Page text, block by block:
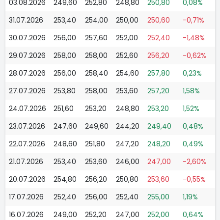
03.08.2026 249,60 252,80 248,80 250,80
0,08%
31.07.2026
253,40 254,00 250,00 250,60
-0,71%
30.07.2026
256,00 257,60 252,00 252,40
-1,48%
29.07.2026
258,00 258,00 252,60 256,20
-0,62%
28.07.2026
256,00 258,40 254,60 257,80
0,23%
27.07.2026
253,80 258,00 253,60 257,20
1,58%
24.07.2026
251,60 253,20 248,80 253,20
1,52%
23.07.2026
247,60 249,60 244,20 249,40
0,48%
22.07.2026
248,60 251,80 247,20 248,20
0,49%
21.07.2026
253,40 253,60 246,00 247,00
-2,60%
20.07.2026
254,80 256,20 250,80 253,60
-0,55%
17.07.2026
252,40 256,00 252,40 255,00
1,19%
16.07.2026
249,00 252,20 247,00 252,00 0,64%